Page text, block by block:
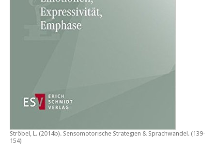
Ströbel, L. (2014b). Sensomotorische Strategien & Sprachwandel . (139-
154)